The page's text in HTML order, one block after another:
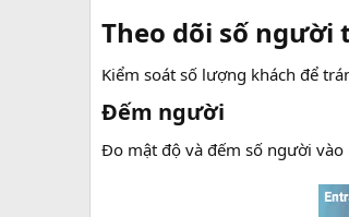
Theo dõi số người
Kiểm soát số lượng khách để
Đếm người​
Đo mật độ và đếm số người